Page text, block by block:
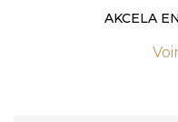
AKCELA